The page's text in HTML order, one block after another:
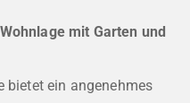
mit Garten und
bietet ein angenehmes